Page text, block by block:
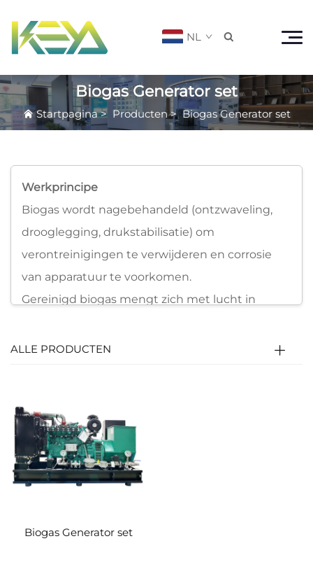
NL 
Biogas Generator set
Startpagina> Producten>Biogas Generator set
Werkprincipe
Biogas wordt nagebehandeld (ontzwaveling,
drooglegging, drukstabilisatie) om
verontreinigingen te verwijderen en corrosie
van apparatuur te voorkomen.
Gereinigd biogas mengt zich met lucht in
Het mengsel wordt samengeperst en door de
aan te drijven (thermische→mechanische
energie).
De krukas laat de rotor van de generator draaien
om elektriciteit op te wekken
ALLE PRODUCTEN
Biogas Generator set